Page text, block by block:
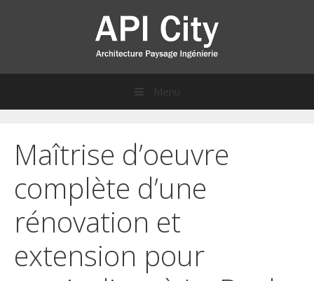
Menu
Maîtrise d’oeuvre
complète d’une
rénovation et
extension pour